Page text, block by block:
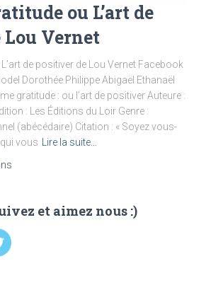
ou L’art de
Vernet
de positiver de Lou Vernet Facebook
Dorothée Philippe Abigaël Ethanaël
gratitude : ou l’art de positiver Auteure :
: Les Éditions du Loir Genre :
(abécédaire) Citation : « Soyez vous-
vous Lire la suite…
et aimez nous :)